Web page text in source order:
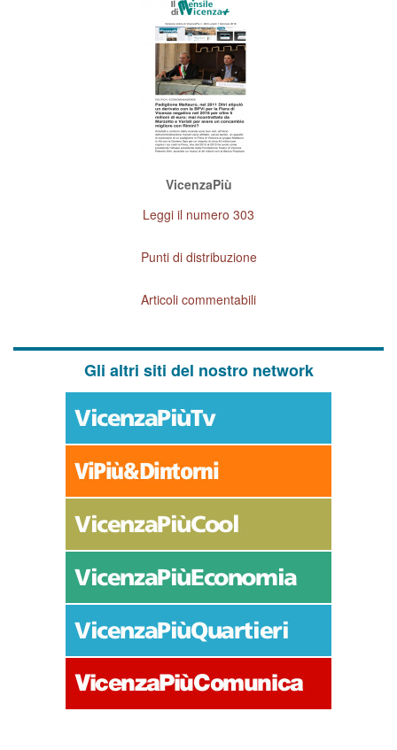
VicenzaPiù
Leggi il numero 303
Punti di distribuzione
Articoli commentabili
Gli altri siti del nostro network